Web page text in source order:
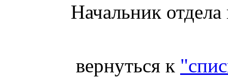
Начальник
вернуться к